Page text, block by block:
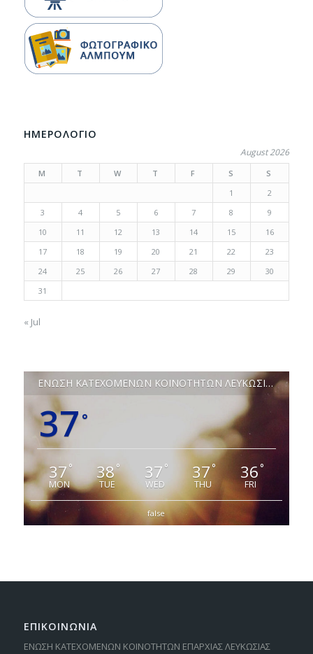
ΗΜΕΡΟΛΟΓΙΟ
August 2026
M T W T F S
S
1
2
3
4 5 6 7 8
9
10
11 12 13 14 15
16
17
18 19 20 21 22
23
24
25 26 27 28 29
30
31
« Jul
ΕΝΩΣΗ ΚΑΤΕΧΟΜΕΝΩΝ ΚΟΙΝΟΤΗΤΩΝ ΛΕΥΚΩΣΙΑΣ
37 °
37°
MON
38°
TUE
37 °
WED
37 °
THU
36°
FRI
false
ΕΠΙΚΟΙΝΩΝΙΑ
ΕΝΩΣΗ ΚΑΤΕΧΟΜΕΝΩΝ ΚΟΙΝΟΤΗΤΩΝ ΕΠΑΡΧΙΑΣ ΛΕΥΚΩΣΙΑΣ